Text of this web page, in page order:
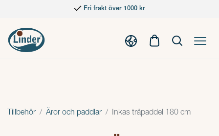
Fri frakt över 1000 kr
Tillbehör Åror och paddlar Inkas träpaddel 180 cm